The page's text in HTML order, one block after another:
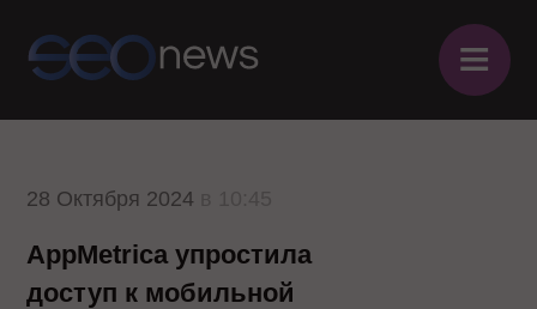
≡
28 Октября 2024
AppMetrica упростила
доступ к мобильной